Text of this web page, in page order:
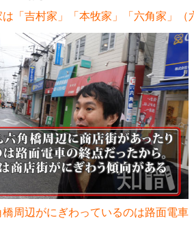
「吉村家」「本牧家」「六角家」（
周辺がにぎわっているのは路面電車